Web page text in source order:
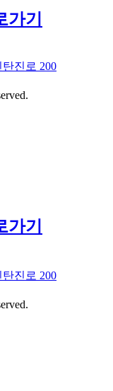
진로 200
진로 200